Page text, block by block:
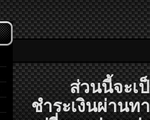
ส่วนนี้จะเป็นก
ชำระเงินผ่านท